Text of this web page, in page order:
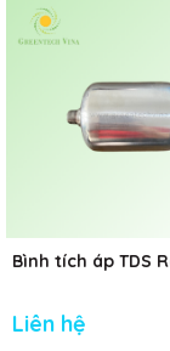
Bình tích áp TDS
Liên hệ